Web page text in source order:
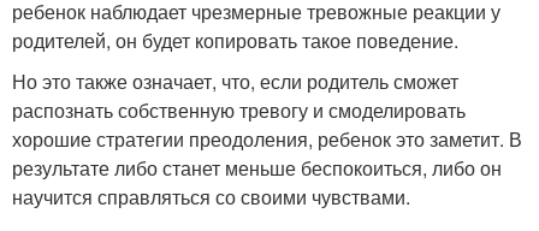
ребенок наблюдает чрезмерные тревожные реакции у
родителей, он будет копировать такое поведение.
Но это также означает, что, если родитель сможет
распознать собственную тревогу и смоделировать
хорошие стратегии преодоления, ребенок это заметит. В
результате либо станет меньше беспокоиться, либо он
научится справляться со своими чувствами.